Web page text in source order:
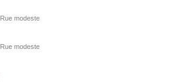
modeste
modeste